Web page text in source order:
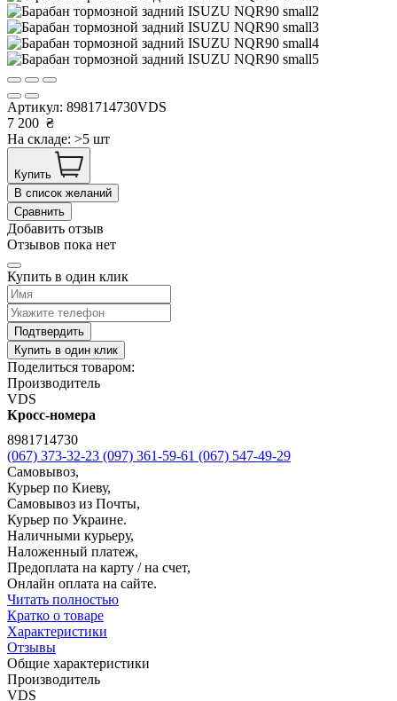
Артикул: 8981714730VDS
7 200 ₴
На складе: >5 шт
Купить
В список желаний
Сравнить
Добавить отзыв
Отзывов пока нет
Купить в один клик
Подтвердить
Купить в один клик
Поделиться товаром:
Производитель
VDS
Кросс-номера
8981714730
(067) 373-32-23 (097) 361-59-61 (067) 547-49-29
Самовывоз,
Курьер по Киеву,
Самовывоз из Почты,
Курьер по Украине.
Наличными курьеру,
Наложенный платеж,
Предоплата на карту / на счет,
Онлайн оплата на сайте.
Читать полностью
Кратко о товаре
Характеристики
Отзывы
Общие характеристики
Производитель
VDS